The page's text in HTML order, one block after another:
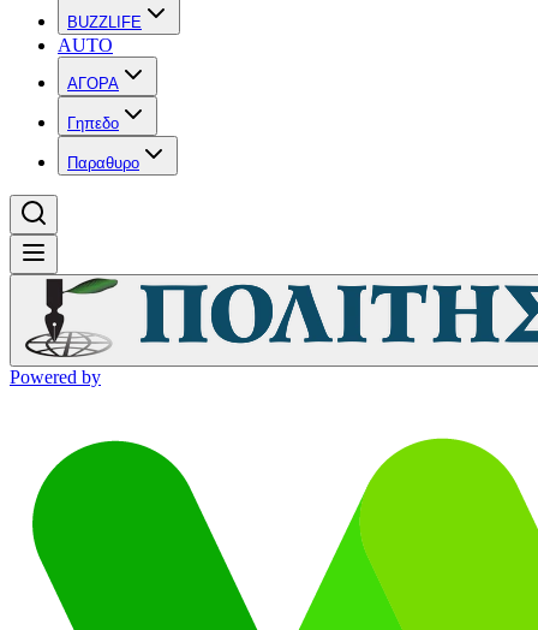
BUZZLIFE
AUTO
ΑΓΟΡΑ
Γηπεδο
Παραθυρο
Powered by